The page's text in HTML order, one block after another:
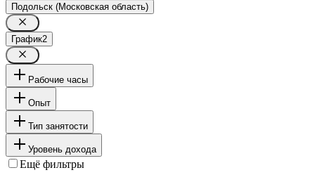
Подольск (Московская область)
График2
Рабочие часы
Опыт
Тип занятости
Уровень дохода
Ещё фильтры